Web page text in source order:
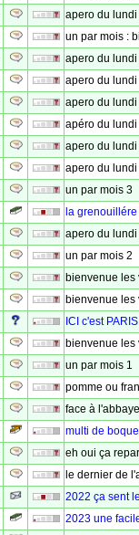
apero du lundi
un par mois :
apero du lundi
apero du lundi
apero du lundi
apéro du lundi
apero du lundi
apero du
un par mois 3
la grenouillére
apero du lundi
un par mois 2
bienvenue les
bienvenue les
ICI c'est PARIS
bienvenue les
un par mois 1
pomme ou
face à l'abbaye
multi de
eh oui ça
le dernier de
2022 ça sent
2023 une